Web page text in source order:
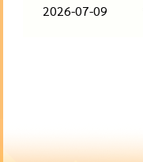
2026-07-09